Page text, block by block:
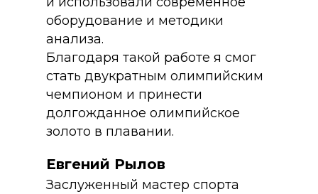
оборудование и методики
анализа.
Благодаря такой работе я смог
стать двукратным олимпийским
чемпионом и принести
долгожданное олимпийское
золото в плавании.
Евгений Рылов
Заслуженный мастер спорта